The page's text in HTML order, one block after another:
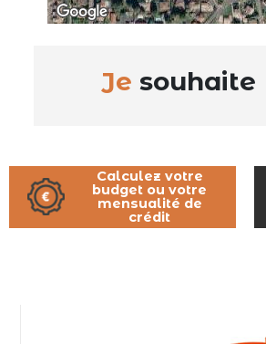
Je souhaite
Calculez votre
budget ou votre
mensualité de
crédit